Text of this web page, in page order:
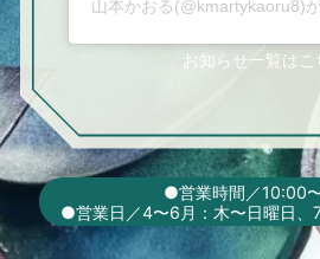
山本かおる(@kmartykaoru8)
お知らせ一覧はこ
●営業時間／10:00
●営業日／4〜6月：木〜日曜日